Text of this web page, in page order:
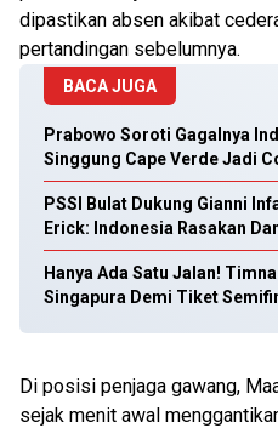
dipastikan absen akibat
pertandingan sebelumnya.
BACA JUGA
Prabowo Soroti Gagalnya
Singgung Cape Verde Jadi
PSSI Bulat Dukung Gianni
Erick: Indonesia Rasakan
Hanya Ada Satu Jalan!
Singapura Demi Tiket
Di posisi penjaga gawang,
sejak menit awal